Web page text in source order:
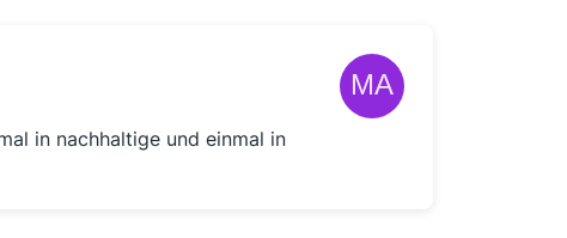
in nachhaltige und einmal in